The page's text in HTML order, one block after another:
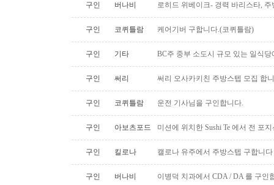
구인 버나비 로히드 위베이크- 경력 바리스타, 주
구인 코퀴틀람 케어기버 구합니다.(코퀴틀람)
구인 기타 BC주 중부 소도시 규모 있는 일식
구인 써리 써리 오사카키친 주방스텝 모집 합
구인 코퀴틀람 운전 기사님을 구인합니다.
구인 아보츠포드 미션에 위치한 Sushi Te 에서 전 포
구인 킬로나 캘로나 유주에서 주방스텝 구합니다
구인 버나비 이병덕 치과에서 CDA / DA 를 구인